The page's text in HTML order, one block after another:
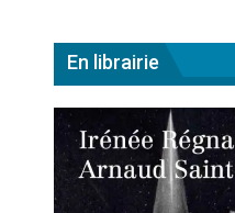
En librairie